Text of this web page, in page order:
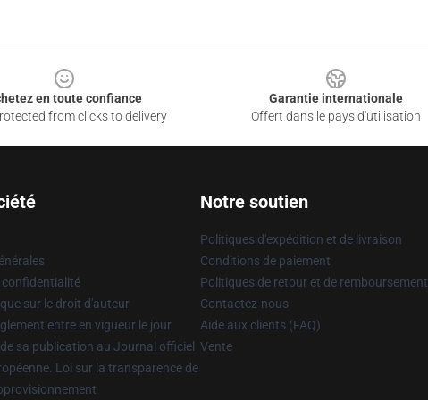
en toute confiance
from clicks to delivery
Garantie internationale
Offert dans le pays d'utilisation
confidentialité
sur le droit d'auteur
entre en vigueur le jour
sa publication au Journal officiel
Loi sur la transparence de
Notre soutien
Politiques d'expédition et de livraison
Conditions de paiement
Politiques de retour et de remboursement
Contactez-nous
Aide aux clients (FAQ)
Vente